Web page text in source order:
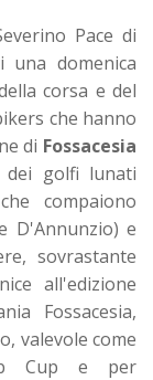
Pace di
una domenica
corsa e del
che hanno
di Fossacesia
golfi lunati
compaiono
D'Annunzio) e
sovrastante
all'edizione
Fossacesia,
valevole come
Cup e per